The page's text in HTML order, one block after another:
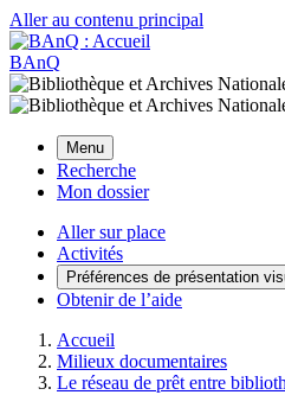
Aller au contenu principal
BAnQ
Menu
Recherche
Mon dossier
Aller sur place
Activités
Préférences de présentation
Obtenir de l’aide
Accueil
Milieux documentaires
Le réseau de prêt entre